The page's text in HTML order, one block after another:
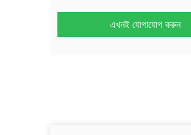
এখনই যোগাযোগ করুন